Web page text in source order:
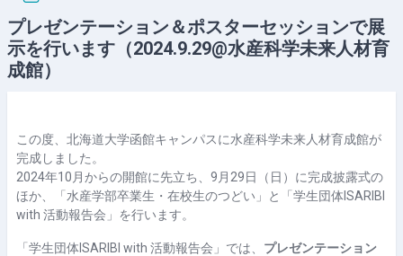
プレゼンテーション＆ポスターセッションで展
示を行います（2024.9.29@水産科学未来人材育
成館）
この度、北海道⼤学函館キャンパスに⽔産科学未来⼈材育成館が
完成しました。
2024年10⽉からの開館に先⽴ち、9⽉29⽇（⽇）に完成披露式の
ほか、「⽔産学部卒業⽣・在校⽣のつどい」と「学⽣団体ISARIBI
with 活動報告会」を⾏います。
「学⽣団体ISARIBI with 活動報告会」では、 プレゼンテーション